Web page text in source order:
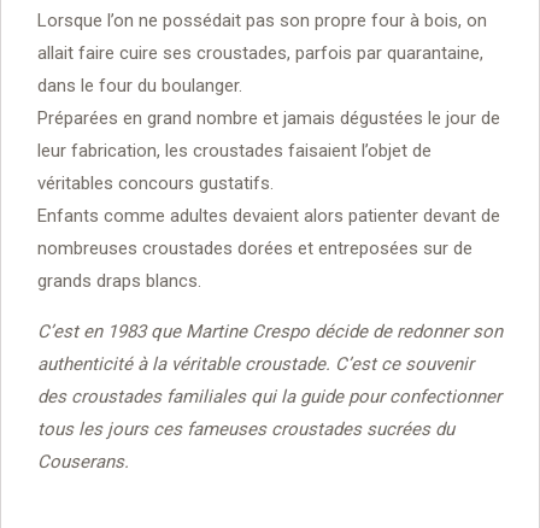
Lorsque l’on ne possédait pas son propre four à bois, on
allait faire cuire ses croustades, parfois par quarantaine,
dans le four du boulanger.
Préparées en grand nombre et jamais dégustées le jour de
leur fabrication, les croustades faisaient l’objet de
véritables concours gustatifs.
Enfants comme adultes devaient alors patienter devant de
nombreuses croustades dorées et entreposées sur de
grands draps blancs.
C’est en 1983 que Martine Crespo décide de redonner son
authenticité à la véritable croustade. C’est ce souvenir
des croustades familiales qui la guide pour confectionner
tous les jours ces fameuses croustades sucrées du
Couserans.